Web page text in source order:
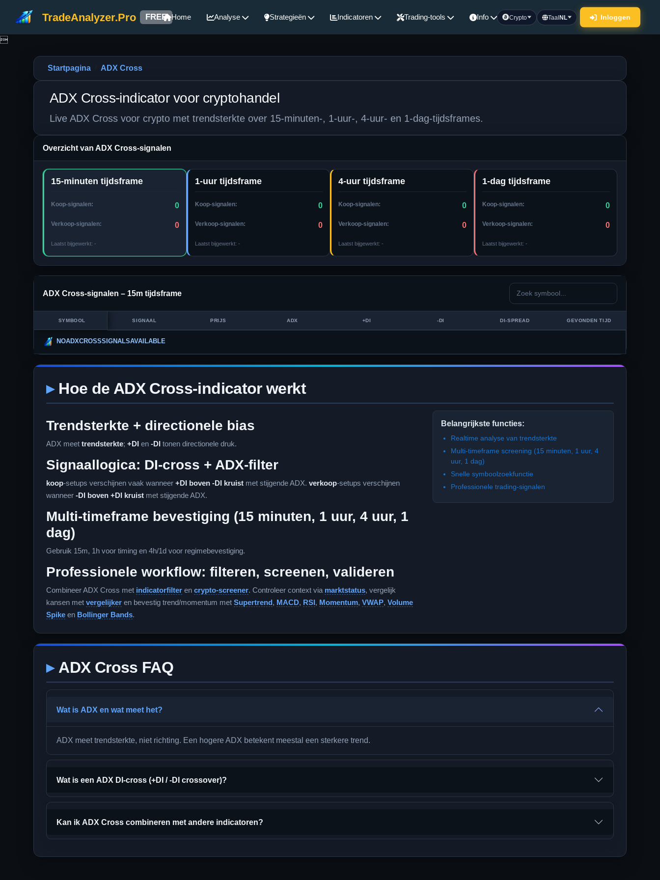
TradeAnalyzer.Pro FREE Home Analyse Strategieën Indicatoren Trading-tools Info Crypto TaalNL Inloggen

Startpagina ADX Cross
ADX Cross-indicator voor cryptohandel
Live ADX Cross voor crypto met trendsterkte over 15-minuten-, 1-uur-, 4-uur- en 1-dag-tijdsframes.
Overzicht van ADX Cross-signalen
15-minuten tijdsframe
Koop-signalen: 0
Verkoop-signalen: 0
Laatst bijgewerkt: -
1-uur tijdsframe
Koop-signalen: 0
Verkoop-signalen: 0
Laatst bijgewerkt: -
4-uur tijdsframe
Koop-signalen: 0
Verkoop-signalen: 0
Laatst bijgewerkt: -
1-dag tijdsframe
Koop-signalen: 0
Verkoop-signalen: 0
Laatst bijgewerkt: -
ADX Cross-signalen – 15m tijdsframe
SYMBOOL SIGNAAL PRIJS ADX +DI -DI DI-SPREAD GEVONDEN TIJD
NOADXCROSSSIGNALSAVAILABLE
Hoe de ADX Cross-indicator werkt
Trendsterkte + directionele bias
ADX meet trendsterkte; +DI en -DI tonen directionele druk.
Signaallogica: DI-cross + ADX-filter
koop-setups verschijnen vaak wanneer +DI boven -DI kruist met stijgende ADX. verkoop-setups verschijnen
wanneer -DI boven +DI kruist met stijgende ADX.
Multi-timeframe bevestiging (15 minuten, 1 uur, 4 uur, 1
dag)
Gebruik 15m, 1h voor timing en 4h/1d voor regimebevestiging.
Professionele workflow: filteren, screenen, valideren
Combineer ADX Cross met indicatorfilter en crypto-screener. Controleer context via marktstatus, vergelijk
kansen met vergelijker en bevestig trend/momentum met Supertrend, MACD, RSI, Momentum, VWAP, Volume
Spike en Bollinger Bands.
Belangrijkste functies:
Realtime analyse van trendsterkte
Multi-timeframe screening (15 minuten, 1 uur, 4
uur, 1 dag)
Snelle symboolzoekfunctie
Professionele trading-signalen
ADX Cross FAQ
Wat is ADX en wat meet het?
ADX meet trendsterkte, niet richting. Een hogere ADX betekent meestal een sterkere trend.
Wat is een ADX DI-cross (+DI / -DI crossover)?
Kan ik ADX Cross combineren met andere indicatoren?